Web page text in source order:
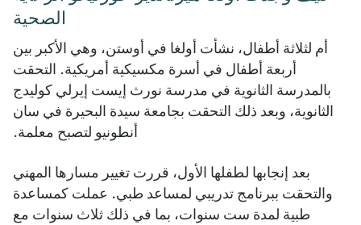
الصحية
أم لثلاثة أطفال، نشأت أولغا في أوستن، وهي الأكبر بين
أربعة أطفال في أسرة مكسيكية أمريكية. التحقت
بالمدرسة الثانوية في مدرسة نورث إيست إيرلي كوليدج
الثانوية، وبعد ذلك التحقت بجامعة سيدة البحيرة في سان
أنطونيو لتصبح معلمة.
بعد إنجابها لطفلها الأول، قررت تغيير مسارها المهني
والتحقت ببرنامج تدريبي لمساعد طبي. عملت كمساعدة
طبية لمدة ست سنوات، بما في ذلك ثلاث سنوات مع